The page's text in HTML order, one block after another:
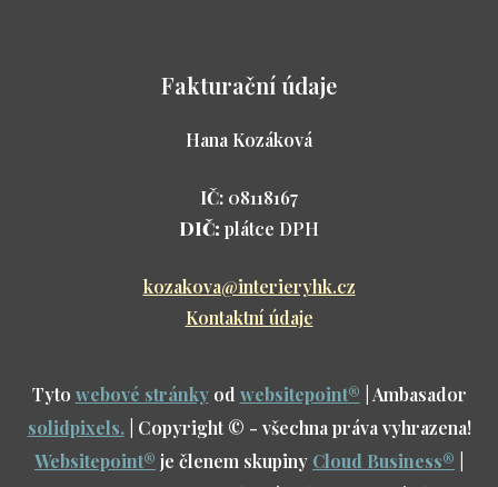
Fakturační údaje
Hana Kozáková
IČ: 08118167
DIČ: plátce DPH
kozakova@interieryhk.cz
Kontaktní údaje
Tyto webové stránkyod websitepoint® | Ambasador
solidpixels.| Copyright © - všechna práva vyhrazena!
Websitepoint® je členem skupiny Cloud Business®